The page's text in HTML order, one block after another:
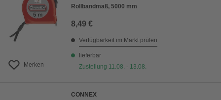
Merken
Rollbandmaß, 5000 mm
8,49 €
Verfügbarkeit im Markt prüfen
lieferbar
Zustellung 11.08. - 13.08.
CONNEX